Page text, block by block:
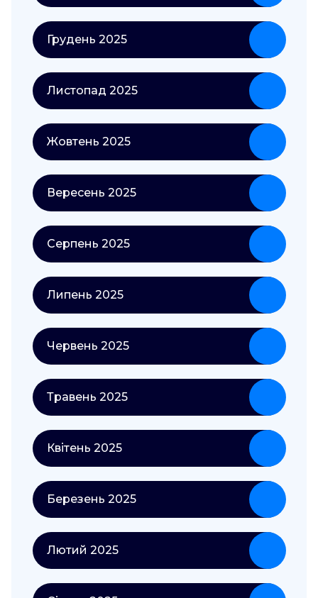
Грудень 2025
Листопад 2025
Жовтень 2025
Вересень 2025
Серпень 2025
Липень 2025
Червень 2025
Травень 2025
Квітень 2025
Березень 2025
Лютий 2025